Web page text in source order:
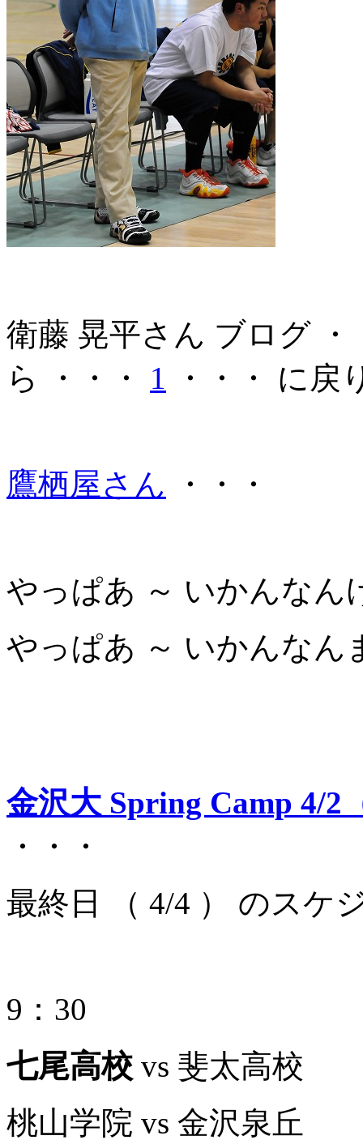
衛藤 晃平さん ブログ
ら ・・・ 1 ・・・ に戻
鷹栖屋さん ・・・
やっぱあ ～ いかんなん
やっぱあ ～ いかんなん
金沢大 Spring Camp 4/2
・・・
最終日 （ 4/4 ） のスケ
9：30
七尾高校 vs 斐太高校
桃山学院 vs 金沢泉丘